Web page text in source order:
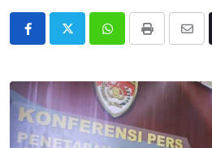
WhatsappPrint
Share